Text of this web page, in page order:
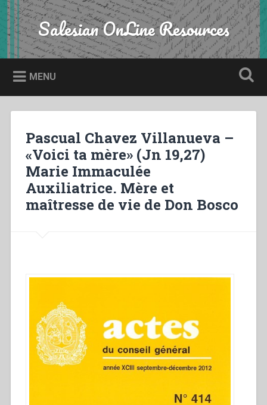
Skip
to
content
Search Salesian OnLine Resources
MENU
Pascual Chavez Villanueva –
«Voici ta mère» (Jn 19,27)
Marie Immaculée
Auxiliatrice. Mère et
maîtresse de vie de Don Bosco